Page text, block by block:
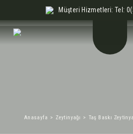
Müşteri Hizmetleri: Tel:
Anasayfa Zeytinyağı Taş Baskı